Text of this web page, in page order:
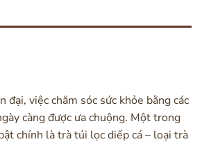
đại, việc chăm sóc sức khỏe bằng các
càng được ưa chuộng. Một trong
chính là trà túi lọc diếp cá – loại trà